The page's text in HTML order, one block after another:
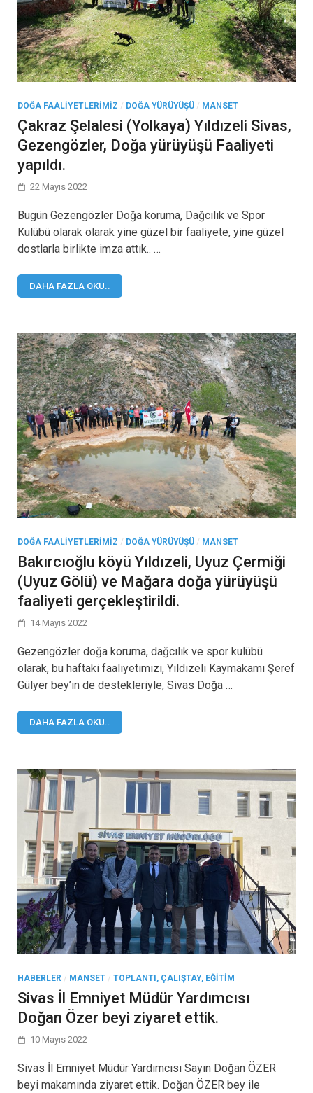
DOĞA FAALIYETLERIMIZ / DOĞA YÜRÜYÜŞÜ / MANSET
Çakraz Şelalesi (Yolkaya) Yıldızeli Sivas,
Gezengözler, Doğa yürüyüşü Faaliyeti
yapıldı.
22 Mayıs 2022
Bugün Gezengözler Doğa koruma, Dağcılık ve Spor
Kulübü olarak olarak yine güzel bir faaliyete, yine güzel
dostlarla birlikte imza attık.. …
DAHA FAZLA OKU..
DOĞA FAALIYETLERIMIZ / DOĞA YÜRÜYÜŞÜ / MANSET
Bakırcıoğlu köyü Yıldızeli, Uyuz Çermiği
(Uyuz Gölü) ve Mağara doğa yürüyüşü
faaliyeti gerçekleştirildi.
14 Mayıs 2022
Gezengözler doğa koruma, dağcılık ve spor kulübü
olarak, bu haftaki faaliyetimizi, Yıldızeli Kaymakamı Şeref
Gülyer bey’in de destekleriyle, Sivas Doğa …
DAHA FAZLA OKU..
HABERLER / MANSET / TOPLANTI, ÇALIŞTAY, EĞITIM
Sivas İl Emniyet Müdür Yardımcısı
Doğan Özer beyi ziyaret ettik.
10 Mayıs 2022
Sivas İl Emniyet Müdür Yardımcısı Sayın Doğan ÖZER
beyi makamında ziyaret ettik. Doğan ÖZER bey ile